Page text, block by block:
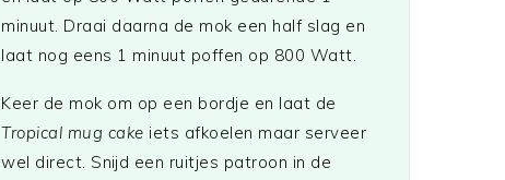
minuut. Draai daarna de mok een half slag en
laat nog eens 1 minuut poffen op 800 Watt.
Keer de mok om op een bordje en laat de
Tropical mug cake iets afkoelen maar serveer
wel direct. Snijd een ruitjes patroon in de